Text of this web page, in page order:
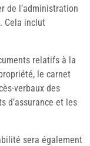
de l’administration
Cela inclut
relatifs à la
le carnet
verbaux des
d’assurance et les
sera également